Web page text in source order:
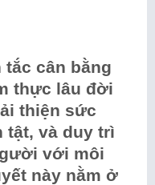
tắc cân bằng
thực lâu đời
thiện sức
tật, và duy trì
với môi
này nằm ở